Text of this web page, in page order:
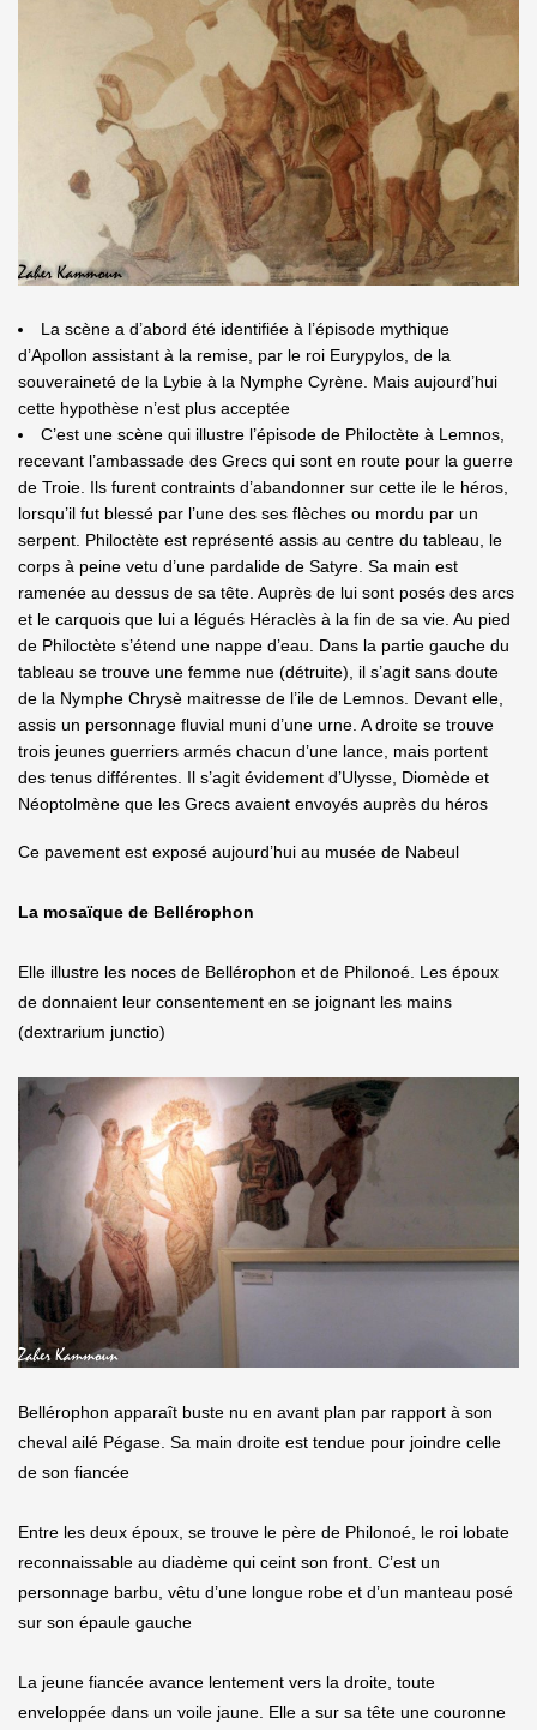
La scène a d’abord été identifiée à l’épisode mythique
d’Apollon assistant à la remise, par le roi Eurypylos, de la
souveraineté de la Lybie à la Nymphe Cyrène. Mais aujourd’hui
cette hypothèse n’est plus acceptée
C’est une scène qui illustre l’épisode de Philoctète à Lemnos,
recevant l’ambassade des Grecs qui sont en route pour la guerre
de Troie. Ils furent contraints d’abandonner sur cette ile le héros,
lorsqu’il fut blessé par l’une des ses flèches ou mordu par un
serpent. Philoctète est représenté assis au centre du tableau, le
corps à peine vetu d’une pardalide de Satyre. Sa main est
ramenée au dessus de sa tête. Auprès de lui sont posés des arcs
et le carquois que lui a légués Héraclès à la fin de sa vie. Au pied
de Philoctète s’étend une nappe d’eau. Dans la partie gauche du
tableau se trouve une femme nue (détruite), il s’agit sans doute
de la Nymphe Chrysè maitresse de l’ile de Lemnos. Devant elle,
assis un personnage fluvial muni d’une urne. A droite se trouve
trois jeunes guerriers armés chacun d’une lance, mais portent
des tenus différentes. Il s’agit évidement d’Ulysse, Diomède et
Néoptolmène que les Grecs avaient envoyés auprès du héros
Ce pavement est exposé aujourd’hui au musée de Nabeul
La mosaïque de Bellérophon
Elle illustre les noces de Bellérophon et de Philonoé. Les époux
de donnaient leur consentement en se joignant les mains
(dextrarium junctio)
Bellérophon apparaît buste nu en avant plan par rapport à son
cheval ailé Pégase. Sa main droite est tendue pour joindre celle
de son fiancée
Entre les deux époux, se trouve le père de Philonoé, le roi lobate
reconnaissable au diadème qui ceint son front. C’est un
personnage barbu, vêtu d’une longue robe et d’un manteau posé
sur son épaule gauche
La jeune fiancée avance lentement vers la droite, toute
enveloppée dans un voile jaune. Elle a sur sa tête une couronne